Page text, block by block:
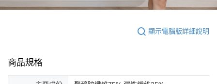
顯示電腦版詳細說明
商品規格